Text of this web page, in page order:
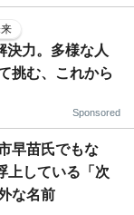
決力。多様な人
挑む、これから
Sponsored
早苗氏でもな
上している「次
な名前